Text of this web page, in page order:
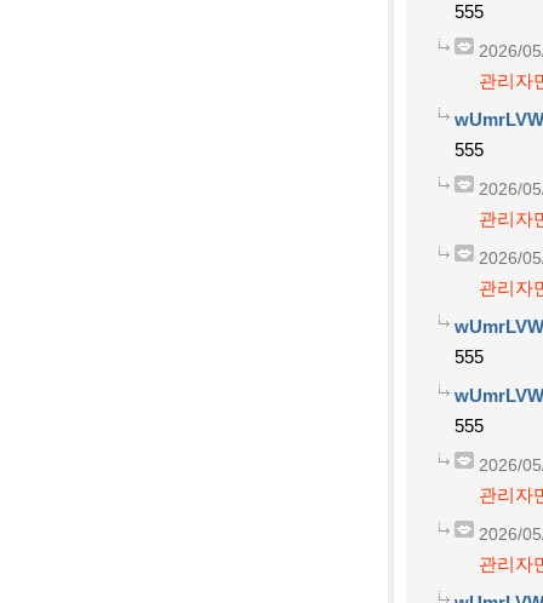
555
2026/
관리자
555
2026/
관리자
2026/
관리자
555
555
2026/
관리자
2026/
관리자